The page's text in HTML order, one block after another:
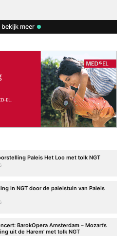
bekijk meer
Paleis Het Loo met tolk NGT
in NGT door de paleistuin van Paleis
BarokOpera Amsterdam – Mozart’s
uit de Harem’ met tolk NGT